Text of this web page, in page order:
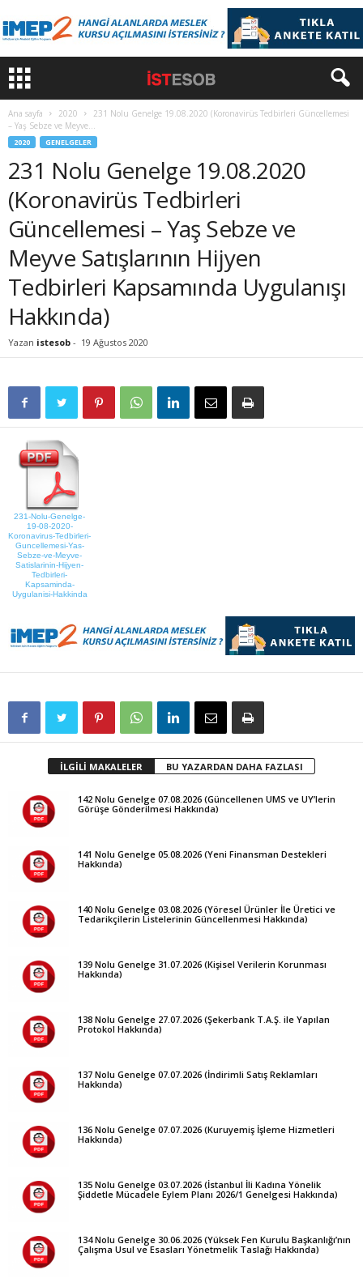
Ana sayfa 2020
231 Nolu Genelge 19.08.2020 (Koronavirüs Tedbirleri Güncellemesi
– Yaş Sebze ve Meyve...
2020 GENELGELER
231 Nolu Genelge 19.08.2020
(Koronavirüs Tedbirleri
Güncellemesi – Yaş Sebze ve
Meyve Satışlarının Hijyen
Tedbirleri Kapsamında Uygulanışı
Hakkında)
Yazan istesob - 19 Ağustos 2020
231-Nolu-Genelge-
19-08-2020-
Koronavirus-Tedbirleri-
Guncellemesi-Yas-
Sebze-ve-Meyve-
Satislarinin-Hijyen-
Tedbirleri-
Kapsaminda-
Uygulanisi-Hakkinda
İLGİLİ MAKALELER BU YAZARDAN DAHA FAZLASI
142 Nolu Genelge 07.08.2026 (Güncellenen UMS ve UY’lerin
Görüşe Gönderilmesi Hakkında)
141 Nolu Genelge 05.08.2026 (Yeni Finansman Destekleri
Hakkında)
140 Nolu Genelge 03.08.2026 (Yöresel Ürünler İle Üretici ve
Tedarikçilerin Listelerinin Güncellenmesi Hakkında)
139 Nolu Genelge 31.07.2026 (Kişisel Verilerin Korunması
Hakkında)
138 Nolu Genelge 27.07.2026 (Şekerbank T.A.Ş. ile Yapılan
Protokol Hakkında)
137 Nolu Genelge 07.07.2026 (İndirimli Satış Reklamları
Hakkında)
136 Nolu Genelge 07.07.2026 (Kuruyemiş İşleme Hizmetleri
Hakkında)
135 Nolu Genelge 03.07.2026 (İstanbul İli Kadına Yönelik
Şiddetle Mücadele Eylem Planı 2026/1 Genelgesi Hakkında)
134 Nolu Genelge 30.06.2026 (Yüksek Fen Kurulu Başkanlığı’nın
Çalışma Usul ve Esasları Yönetmelik Taslağı Hakkında)